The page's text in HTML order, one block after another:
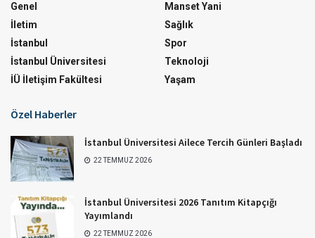
Genel
İletim
İstanbul
İstanbul Üniversitesi
İÜ İletişim Fakültesi
Manset Yani
Sağlık
Spor
Teknoloji
Yaşam
Özel Haberler
İstanbul Üniversitesi Ailece Tercih Günleri Başladı
22 TEMMUZ 2026
İstanbul Üniversitesi 2026 Tanıtım Kitapçığı
Yayımlandı
22 TEMMUZ 2026